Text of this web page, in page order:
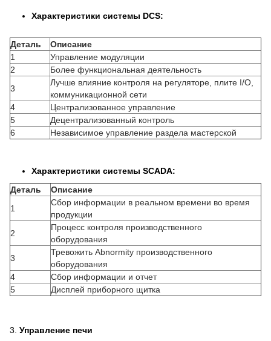
Характеристики системы DCS:
Деталь
Описание
1
Управление модуляции
2
Более функциональная деятельность
3
Лучше влияние контроля на регуляторе, плите I/O,
коммуникационной сети
4
Централизованное управление
5
Децентрализованный контроль
6
Независимое управление раздела мастерской
Характеристики системы SCADA:
Деталь
Описание
1
Сбор информации в реальном времени во время
продукции
2
Процесс контроля производственного
оборудования
3
Тревожить Abnormity производственного
оборудования
4
Сбор информации и отчет
5
Дисплей приборного щитка
3. Управление печи